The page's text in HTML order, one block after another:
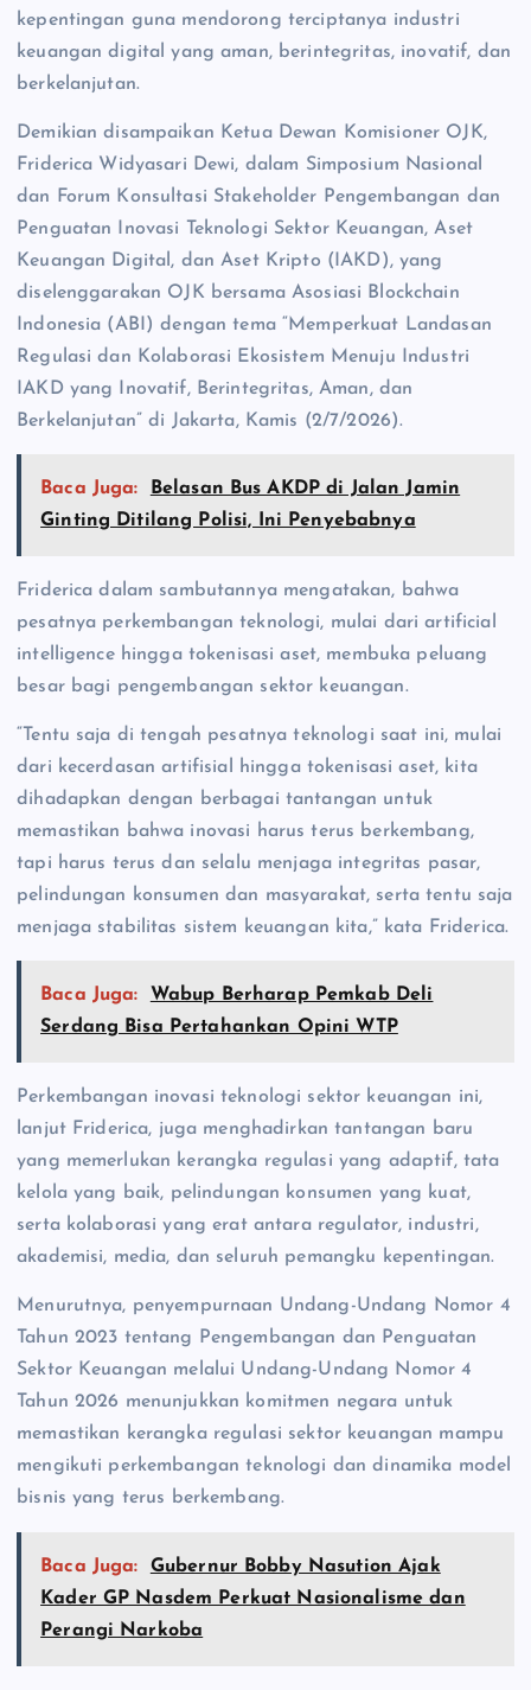
kepentingan guna mendorong terciptanya industri
keuangan digital yang aman, berintegritas, inovatif, dan
berkelanjutan.
Demikian disampaikan Ketua Dewan Komisioner OJK,
Friderica Widyasari Dewi, dalam Simposium Nasional
dan Forum Konsultasi Stakeholder Pengembangan dan
Penguatan Inovasi Teknologi Sektor Keuangan, Aset
Keuangan Digital, dan Aset Kripto (IAKD), yang
diselenggarakan OJK bersama Asosiasi Blockchain
Indonesia (ABI) dengan tema “Memperkuat Landasan
Regulasi dan Kolaborasi Ekosistem Menuju Industri
IAKD yang Inovatif, Berintegritas, Aman, dan
Berkelanjutan” di Jakarta, Kamis (2/7/2026).
Baca Juga:
Belasan Bus AKDP di Jalan Jamin
Ginting Ditilang Polisi, Ini Penyebabnya
Friderica dalam sambutannya mengatakan, bahwa
pesatnya perkembangan teknologi, mulai dari artificial
intelligence hingga tokenisasi aset, membuka peluang
besar bagi pengembangan sektor keuangan.
“Tentu saja di tengah pesatnya teknologi saat ini, mulai
dari kecerdasan artifisial hingga tokenisasi aset, kita
dihadapkan dengan berbagai tantangan untuk
memastikan bahwa inovasi harus terus berkembang,
tapi harus terus dan selalu menjaga integritas pasar,
pelindungan konsumen dan masyarakat, serta tentu saja
menjaga stabilitas sistem keuangan kita,” kata Friderica.
Baca Juga:
Wabup Berharap Pemkab Deli
Serdang Bisa Pertahankan Opini WTP
Perkembangan inovasi teknologi sektor keuangan ini,
lanjut Friderica, juga menghadirkan tantangan baru
yang memerlukan kerangka regulasi yang adaptif, tata
kelola yang baik, pelindungan konsumen yang kuat,
serta kolaborasi yang erat antara regulator, industri,
akademisi, media, dan seluruh pemangku kepentingan.
Menurutnya, penyempurnaan Undang-Undang Nomor 4
Tahun 2023 tentang Pengembangan dan Penguatan
Sektor Keuangan melalui Undang-Undang Nomor 4
Tahun 2026 menunjukkan komitmen negara untuk
memastikan kerangka regulasi sektor keuangan mampu
mengikuti perkembangan teknologi dan dinamika model
bisnis yang terus berkembang.
Baca Juga:
Gubernur Bobby Nasution Ajak
Kader GP Nasdem Perkuat Nasionalisme dan
Perangi Narkoba